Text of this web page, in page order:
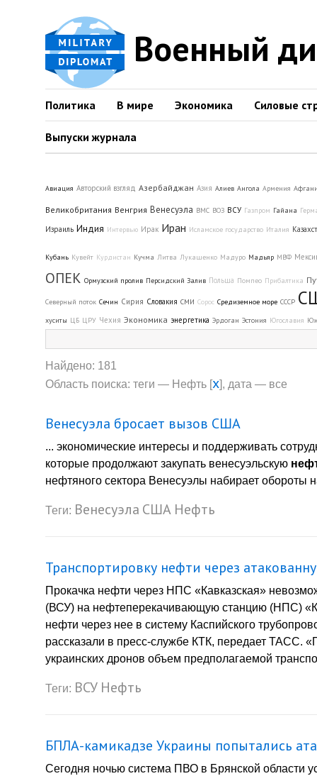
Военный
Политика В мире Экономика Силовые
Выпуски журнала
Авиация Авторский взгляд Азербайджан Азия Алиев Ангола Армения
Великобритания Венгрия Венесуэла ВМС ВОЗ ВСУ Газпром Гайана
Израиль Индия Интервью Ирак Иран Исламское государство Италия
Кубань Кувейт Курдистан Кучма Литва Лукашенко Мадуро Мадьяр МВФ
ОПЕК Ормузский пролив Персидский Залив Польша Помпео Прибалтика
Северный поток Сечин Сирия Словакия СМИ Сорос Средиземное море СССР
хуситы ЦБ ЦРУ Чехия Экономика энергетика Эрдоган Эстония Югославия
Найдено: 181
Область поиска: теги — Нефть [x], дата — все
Венесуэла бросает вызов США
... экономические интересы и поддерживать
которые продолжают закупать венесуэльскую
нефтяного сектора Венесуэлы набирает обороты
Теги: Венесуэла США Нефть
Транспортировку нефти через
Прокачка нефти через НПС «Кавказская»
(ВСУ) на нефтеперекачивающую станцию (НПС)
нефти через нее в систему Каспийского
рассказали в пресс-службе КТК, передает ТАСС.
украинских дронов объем предполагаемой
Теги: ВСУ Нефть
БПЛА-камикадзе Украины попытались
Сегодня ночью система ПВО в Брянской области